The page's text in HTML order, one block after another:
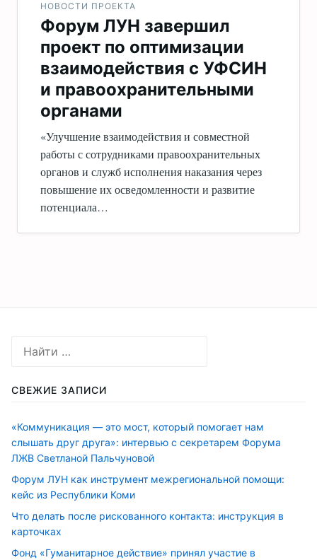
НОВОСТИ ПРОЕКТА
Форум ЛУН завершил
проект по оптимизации
взаимодействия с УФСИН
и правоохранительными
органами
«Улучшение взаимодействия и совместной
работы с сотрудниками правоохранительных
органов и служб исполнения наказания через
повышение их осведомленности и развитие
потенциала…
СВЕЖИЕ ЗАПИСИ
«Коммуникация — это мост, который помогает нам
слышать друг друга»: интервью с секретарем Форума
ЛЖВ Светланой Пальчуновой
Форум ЛУН как инструмент межрегиональной помощи:
кейс из Республики Коми
Что делать после рискованного контакта: инструкция в
карточках
Фонд «Гуманитарное действие» принял участие в